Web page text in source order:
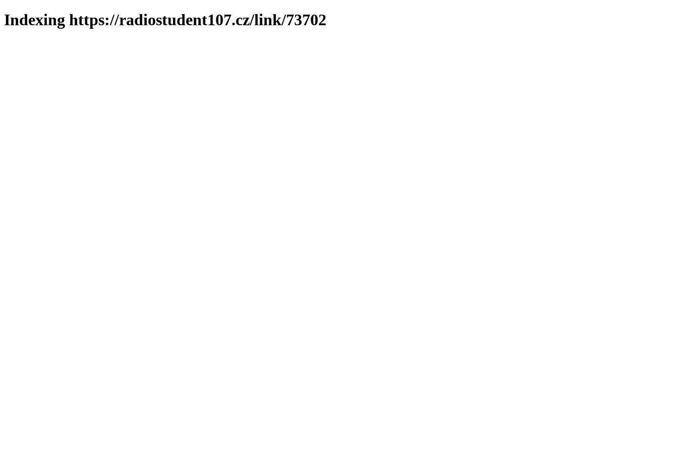
Indexing https://radiostudent107.cz/link/73702